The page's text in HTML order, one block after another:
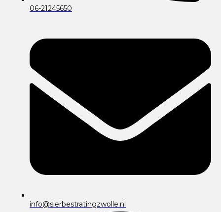
06-21245650
info@sierbestratingzwolle.nl